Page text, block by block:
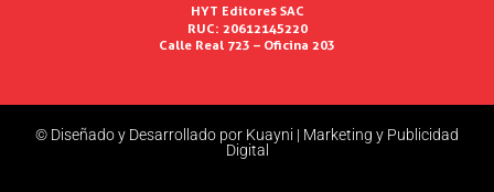
HYT Editores SAC
RUC: 20612145220
Calle Real 723 – Oficina 203
© Diseñado y Desarrollado por Kuayni | Marketing y Publicidad
Digital